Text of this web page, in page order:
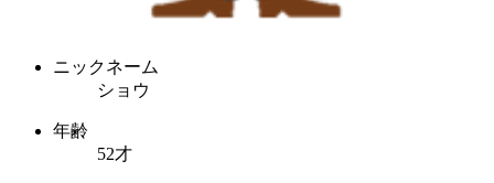
ニックネーム
ショウ
年齢
52才